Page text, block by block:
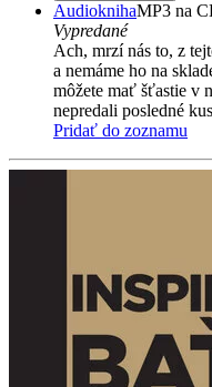
AudioknihaMP3 na
Vypredané
Ach, mrzí nás to, z
a nemáme ho na
môžete mať šťastie v
nepredali posledné
Pridať do zoznamu